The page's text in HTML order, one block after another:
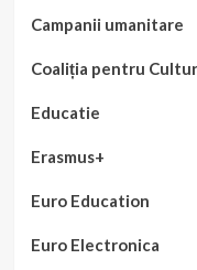
Campanii umanitare
Coaliția pentru
Educatie
Erasmus+
Euro Education
Euro Electronica